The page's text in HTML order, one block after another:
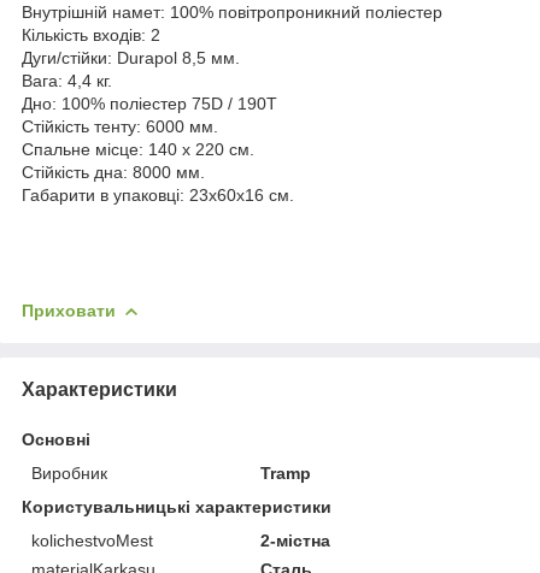
Внутрішній намет: 100% повітропроникний поліестер
Кількість входів: 2
Дуги/стійки: Durapol 8,5 мм.
Вага: 4,4 кг.
Дно: 100% поліестер 75D / 190T
Стійкість тенту: 6000 мм.
Спальне місце: 140 х 220 см.
Стійкість дна: 8000 мм.
Габарити в упаковці: 23x60x16 см.
Приховати
Характеристики
Основні
Виробник
Tramp
Користувальницькі характеристики
kolichestvoMest
2-містна
materialKarkasu
Сталь